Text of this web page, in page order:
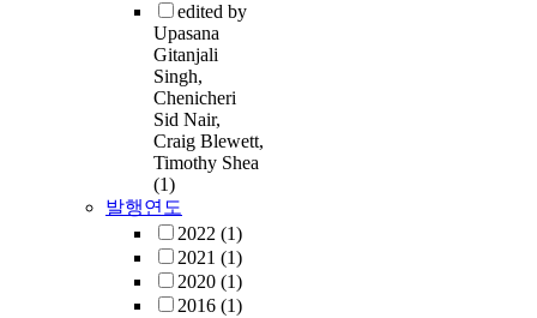
edited by
Upasana
Gitanjali
Singh,
Chenicheri
Sid Nair,
Craig Blewett,
Timothy Shea
(1)
발행연도
2022 (1)
2021 (1)
2020 (1)
2016 (1)